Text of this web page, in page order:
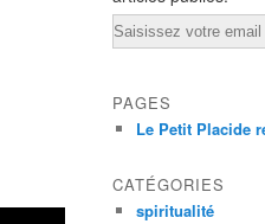
Email
PAGES
Le Petit Placide
CATÉGORIES
spiritualité